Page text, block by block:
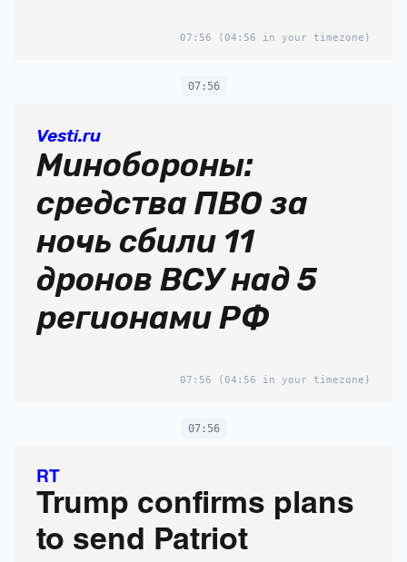
07:56 (04:56 in your timezone)
07:56
Vesti.ru
Минобороны:
средства ПВО за
ночь сбили 11
дронов ВСУ над 5
регионами РФ
07:56 (04:56 in your timezone)
07:56
RT
Trump confirms plans
to send Patriot